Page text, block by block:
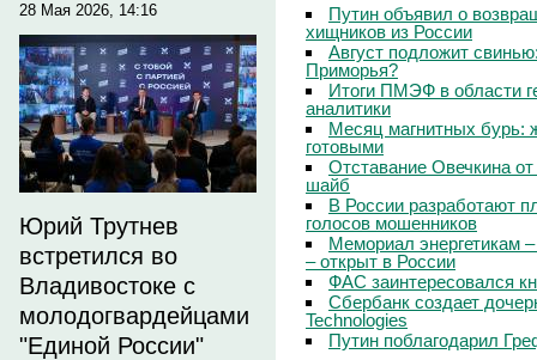
28 Мая 2026, 14:16
Юрий Трутнев
встретился во
Владивостоке с
молодогвардейцами
"Единой России"
Путин объявил о
хищников из России
Август подложит
Приморья?
Итоги ПМЭФ в области
аналитики
Месяц магнитных бурь:
готовыми
Отставание Овечкина
шайб
В России разработают
голосов мошенников
Мемориал энергетикам
– открыт в России
ФАС заинтересовался
Сбербанк создает
Technologies
Путин поблагодарил